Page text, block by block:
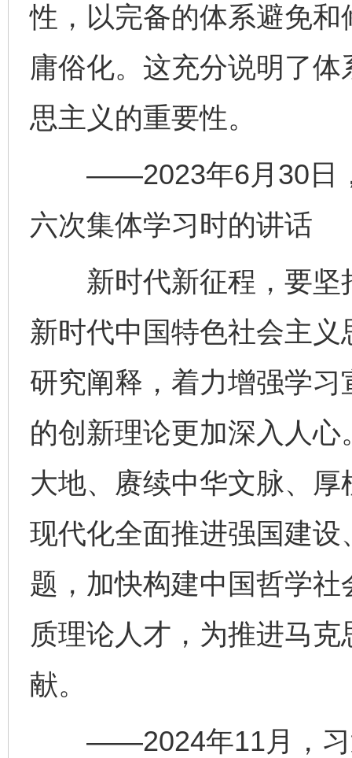
性，以完备的体系避免
庸俗化。这充分说明了
思主义的重要性。
——2023年6月30日，
六次集体学习时的讲话
新时代新征程，要坚
新时代中国特色社会主
研究阐释，着力增强学
的创新理论更加深入人心
大地、赓续中华文脉、
现代化全面推进强国建
题，加快构建中国哲学
质理论人才，为推进马
献。
——2024年11月，习